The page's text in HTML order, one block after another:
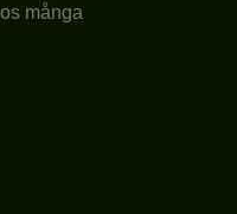
många